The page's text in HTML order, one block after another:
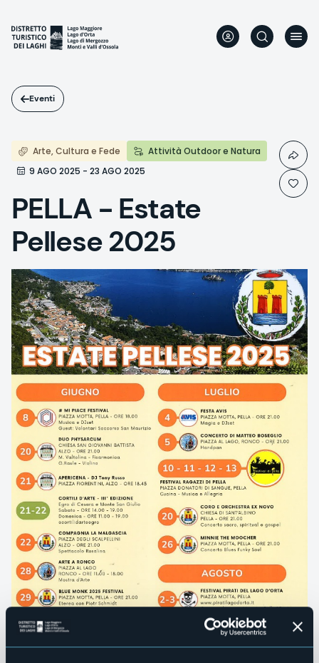
contenuto
principale
Eventi
Arte, Cultura e Fede
Attività Outdoor e Natura
9 AGO 2025 - 23 AGO 2025
PELLA - Estate
Pellese 2025